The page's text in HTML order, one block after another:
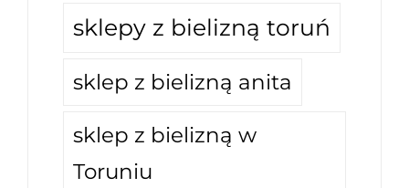
sklepy z bielizną toruń
sklep z bielizną anita
sklep z bielizną w
Toruniu